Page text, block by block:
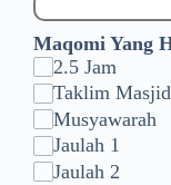
Maqomi Yang
2.5 Jam
Taklim Masjid
Musyawarah
Jaulah 1
Jaulah 2